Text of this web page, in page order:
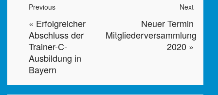
Next
Neuer Termin
Mitgliederversammlung
2020 »
Previous
« Erfolgreicher
Abschluss der
Trainer-C-
Ausbildung in
Bayern